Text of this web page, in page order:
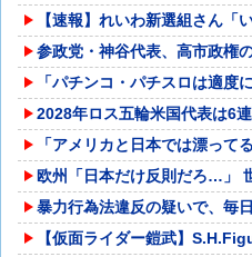
【速報】れいわ新選組さん「
参政党・神谷代表、高市政権
「パチンコ・パチスロは適度
2028年ロス五輪米国代表は6
「アメリカと日本では漂って
欧州「日本だけ反則だろ…」
暴力行為法違反の疑いで、毎
【仮面ライダー鎧武】